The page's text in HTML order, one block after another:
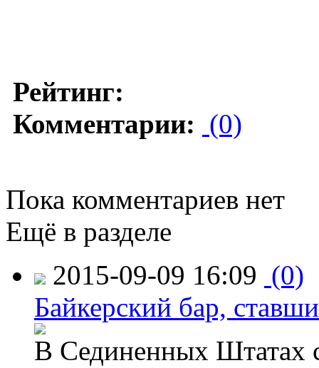
Рейтинг:
Комментарии: (0)
Пока комментариев нет
Ещё в разделе
2015-09-09 16:09 (0)
Байкерский бар,
В Сединенных Штатах